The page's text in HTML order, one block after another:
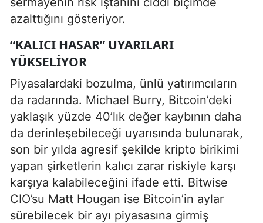
azalttığını gösteriyor.
“KALICI HASAR” UYARILARI
YÜKSELIYOR
Piyasalardaki bozulma, ünlü yatırımcıların
da radarında. Michael Burry, Bitcoin’deki
yaklaşık yüzde 40’lık değer kaybının daha
da derinleşebileceği uyarısında bulunarak,
son bir yılda agresif şekilde kripto birikimi
yapan şirketlerin kalıcı zarar riskiyle karşı
karşıya kalabileceğini ifade etti. Bitwise
CIO’su Matt Hougan ise Bitcoin’in aylar
sürebilecek bir ayı piyasasına girmiş